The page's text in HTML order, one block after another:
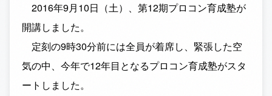
2016年9月10日（土）、第12期プロコン育成塾が
開講しました。
定刻の9時30分前には全員が着席し、緊張した空
気の中、今年で12年目となるプロコン育成塾がスタ
ートしました。